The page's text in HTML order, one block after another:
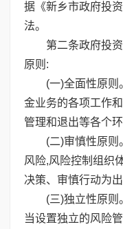
据《新乡市政府投
法。
第二条政府投资
原则:
(一)全面性原则
金业务的各项工作
管理和退出等各个环
(二)审慎性原则
风险,风险控制组织
决策、审慎行动为出
(三)独立性原则
当设置独立的风险